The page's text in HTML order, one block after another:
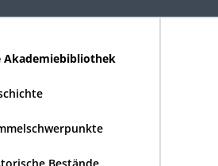
Akademiebibliothek